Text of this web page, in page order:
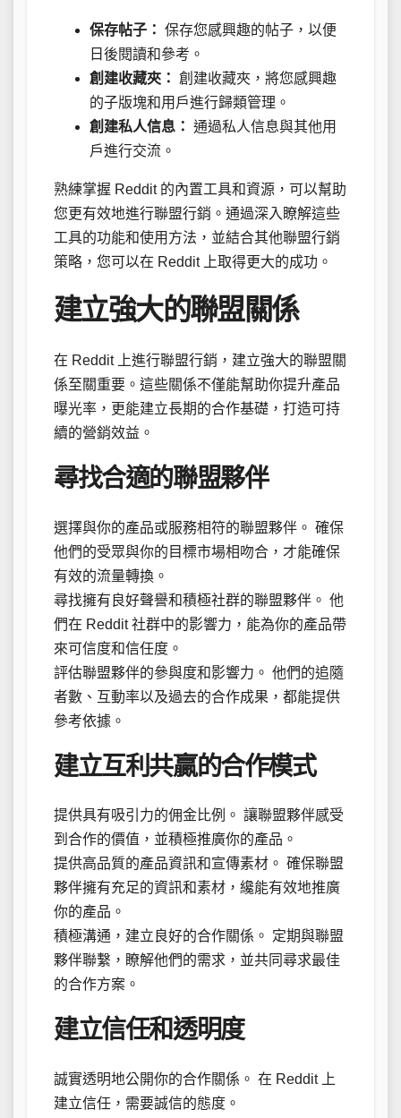
保存帖子： 保存您感興趣的帖子，以便
日後閱讀和參考。
創建收藏夾： 創建收藏夾，將您感興趣
的子版塊和用戶進行歸類管理。
創建私人信息： 通過私人信息與其他用
戶進行交流。
熟練掌握 Reddit 的內置工具和資源，可以幫助
您更有效地進行聯盟行銷。通過深入瞭解這些
工具的功能和使用方法，並結合其他聯盟行銷
策略，您可以在 Reddit 上取得更大的成功。
建立強大的聯盟關係
在 Reddit 上進行聯盟行銷，建立強大的聯盟關
係至關重要。這些關係不僅能幫助你提升產品
曝光率，更能建立長期的合作基礎，打造可持
續的營銷效益。
尋找合適的聯盟夥伴
選擇與你的產品或服務相符的聯盟夥伴。 確保
他們的受眾與你的目標市場相吻合，才能確保
有效的流量轉換。
尋找擁有良好聲譽和積極社群的聯盟夥伴。 他
們在 Reddit 社群中的影響力，能為你的產品帶
來可信度和信任度。
評估聯盟夥伴的參與度和影響力。 他們的追隨
者數、互動率以及過去的合作成果，都能提供
參考依據。
建立互利共贏的合作模式
提供具有吸引力的佣金比例。 讓聯盟夥伴感受
到合作的價值，並積極推廣你的產品。
提供高品質的產品資訊和宣傳素材。 確保聯盟
夥伴擁有充足的資訊和素材，纔能有效地推廣
你的產品。
積極溝通，建立良好的合作關係。 定期與聯盟
夥伴聯繫，瞭解他們的需求，並共同尋求最佳
的合作方案。
建立信任和透明度
誠實透明地公開你的合作關係。 在 Reddit 上
建立信任，需要誠信的態度。